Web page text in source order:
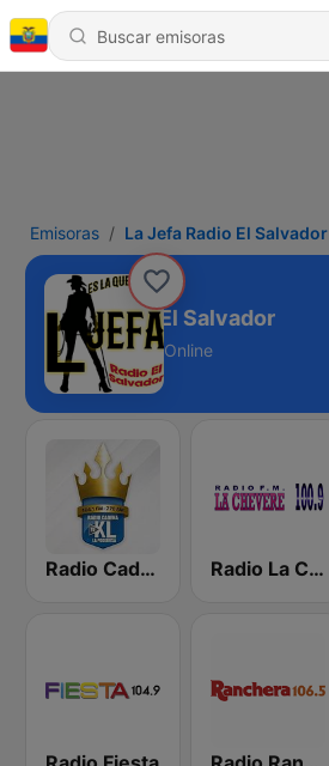
Emisoras La Jefa Radio El Salvador
La Jefa Radio El Salvador
Online
Radio Cadena YSKL La Poderosa Radio La Chevere 100.9 FM